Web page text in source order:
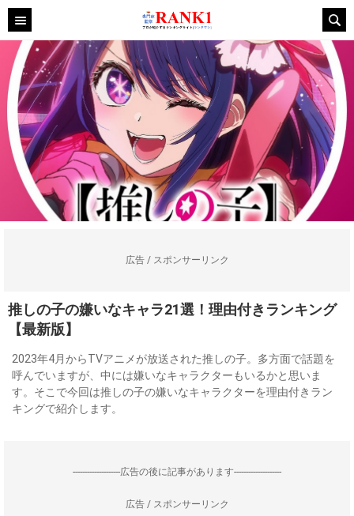
広告 / スポンサーリンク
推しの子の嫌いなキャラ21選！理由付きランキング
【最新版】
2023年4月からTVアニメが放送された推しの子。多方面で話題を
呼んでいますが、中には嫌いなキャラクターもいるかと思いま
す。そこで今回は推しの子の嫌いなキャラクターを理由付きラン
キングで紹介します。
--------------------広告の後に記事があります--------------------
広告 / スポンサーリンク